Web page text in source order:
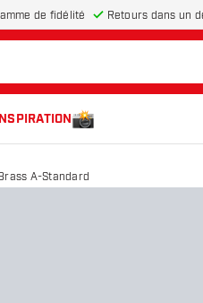
de fidélité Retours dans un
A-Standard